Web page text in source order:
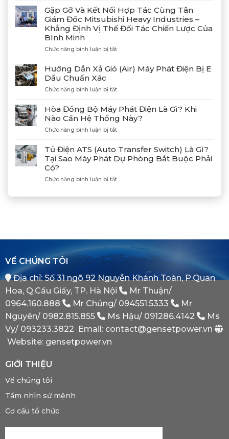
Giao
Thành
Công
4
Phát
MGS2300R
Cảng
Gặp Gỡ Và Kết Nối Hợp Tác Cùng Tân
Giám Đốc Mitsubishi Heavy Industries –
Khẳng Định Vị Thế Đối Tác Chiến Lược Của
Bình Minh
Chức năng bình luận bị tắtở
Gỡ
Và
Nối
Tác
Cùng
Tân
Giám
Mitsubishi
Heavy
Industries
Khẳng
Vị
Của
Bình
Minh
Hướng Dẫn Xả Gió (Air) Máy Phát Điện Bị E
Dầu Chuẩn Xác
Chức năng bình luận bị tắtở
Dẫn
Xả
Gió
(Air)
Phát
Điện
Bị
Dầu
Xác
Hòa Đồng Bộ Máy Phát Điện Là Gì? Khi
Nào Cần Hệ Thống Này?
Chức năng bình luận bị tắtở
Đồng
Bộ
Máy
Điện
Tủ Điện ATS (Auto Transfer Switch) Là Gì?
Tại Sao Máy Phát Dự Phòng Bắt Buộc Phải
Có?
Chức năng bình luận bị tắtở
Điện
Tại
Sao
Phát
Dự
Phòng
Bắt
Phải
Có?
VỀ CHÚNG TÔI
Địa chỉ: Số 31 ngõ 92 Nguyễn Khánh Toàn, P.Quan
Hoa, Q.Cầu Giấy, TP. Hà Nội
Mr Thuận/
0964.160.888
Mr Chủng/ 094551.5333
Mr
Nguyên/ 0982.815.855 Ms Hậu/ 091286.4142
Ms
Vy/ 093233.3822 Email: contact@gensetpower.vn
Website: gensetpower.vn
GIỚI THIỆU
Về chúng tôi
Tầm nhìn sứ mệnh
Cơ cấu tổ chức